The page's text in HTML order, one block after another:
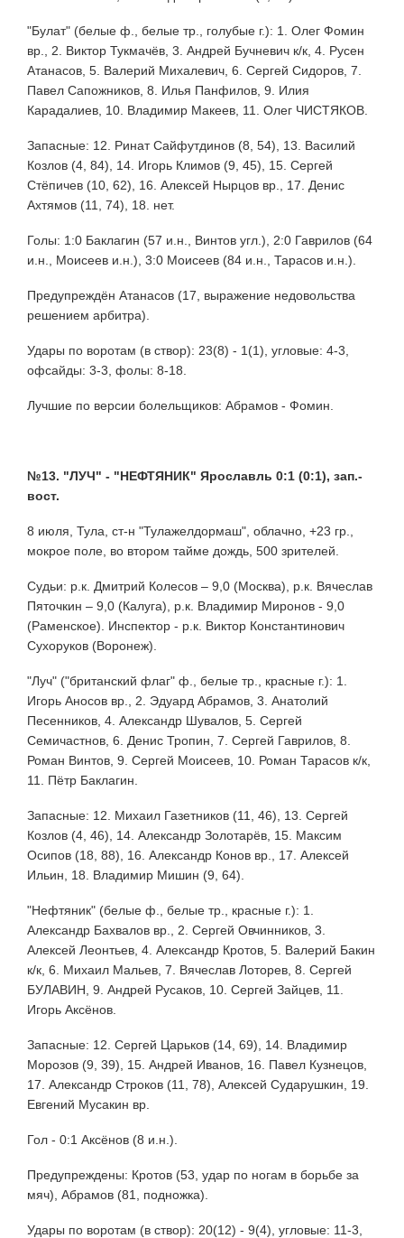
"Булат" (белые ф., белые тр., голубые г.): 1. Олег Фомин
вр., 2. Виктор Тукмачёв, 3. Андрей Бучневич к/к, 4. Русен
Атанасов, 5. Валерий Михалевич, 6. Сергей Сидоров, 7.
Павел Сапожников, 8. Илья Панфилов, 9. Илия
Карадалиев, 10. Владимир Макеев, 11. Олег ЧИСТЯКОВ.
Запасные: 12. Ринат Сайфутдинов (8, 54), 13. Василий
Козлов (4, 84), 14. Игорь Климов (9, 45), 15. Сергей
Стёпичев (10, 62), 16. Алексей Нырцов вр., 17. Денис
Ахтямов (11, 74), 18. нет.
Голы: 1:0 Баклагин (57 и.н., Винтов угл.), 2:0 Гаврилов (64
и.н., Моисеев и.н.), 3:0 Моисеев (84 и.н., Тарасов и.н.).
Предупреждён Атанасов (17, выражение недовольства
решением арбитра).
Удары по воротам (в створ): 23(8) - 1(1), угловые: 4-3,
офсайды: 3-3, фолы: 8-18.
Лучшие по версии болельщиков: Абрамов - Фомин.
№13. "ЛУЧ" - "НЕФТЯНИК" Ярославль 0:1 (0:1), зап.-
вост.
8 июля, Тула, ст-н "Тулажелдормаш", облачно, +23 гр.,
мокрое поле, во втором тайме дождь, 500 зрителей.
Судьи: р.к. Дмитрий Колесов – 9,0 (Москва), р.к. Вячеслав
Пяточкин – 9,0 (Калуга), р.к. Владимир Миронов - 9,0
(Раменское). Инспектор - р.к. Виктор Константинович
Сухоруков (Воронеж).
"Луч" ("британский флаг" ф., белые тр., красные г.): 1.
Игорь Аносов вр., 2. Эдуард Абрамов, 3. Анатолий
Песенников, 4. Александр Шувалов, 5. Сергей
Семичастнов, 6. Денис Тропин, 7. Сергей Гаврилов, 8.
Роман Винтов, 9. Сергей Моисеев, 10. Роман Тарасов к/к,
11. Пётр Баклагин.
Запасные: 12. Михаил Газетников (11, 46), 13. Сергей
Козлов (4, 46), 14. Александр Золотарёв, 15. Максим
Осипов (18, 88), 16. Александр Конов вр., 17. Алексей
Ильин, 18. Владимир Мишин (9, 64).
"Нефтяник" (белые ф., белые тр., красные г.): 1.
Александр Бахвалов вр., 2. Сергей Овчинников, 3.
Алексей Леонтьев, 4. Александр Кротов, 5. Валерий Бакин
к/к, 6. Михаил Мальев, 7. Вячеслав Лоторев, 8. Сергей
БУЛАВИН, 9. Андрей Русаков, 10. Сергей Зайцев, 11.
Игорь Аксёнов.
Запасные: 12. Сергей Царьков (14, 69), 14. Владимир
Морозов (9, 39), 15. Андрей Иванов, 16. Павел Кузнецов,
17. Александр Строков (11, 78), Алексей Сударушкин, 19.
Евгений Мусакин вр.
Гол - 0:1 Аксёнов (8 и.н.).
Предупреждены: Кротов (53, удар по ногам в борьбе за
мяч), Абрамов (81, подножка).
Удары по воротам (в створ): 20(12) - 9(4), угловые: 11-3,